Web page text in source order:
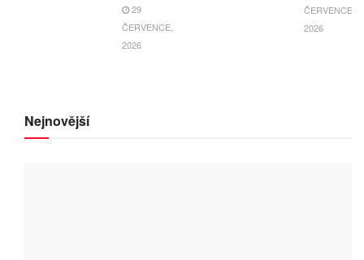
29
ČERVENCE,
2026
ČERVENCE,
2026
Nejnovější